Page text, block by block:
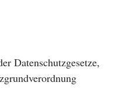
Datenschutzgesetze,